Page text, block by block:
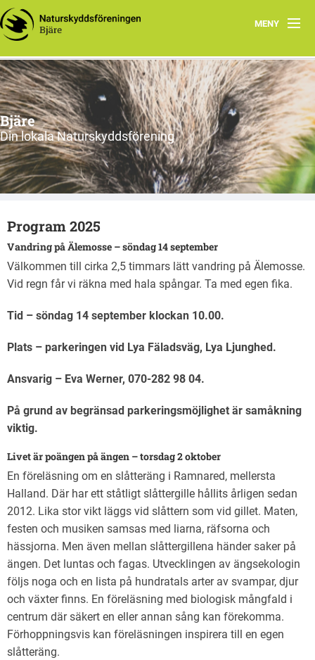
MENY
Hem
Om oss
Styrelsen
Program
Vad vi gör!
Bjäre
Din lokala Naturskyddsförening
Program 2025
Vandring på Älemosse – söndag 14 september
Välkommen till cirka 2,5 timmars lätt vandring på Älemosse.
Vid regn får vi räkna med hala spångar. Ta med egen fika.
Tid – söndag 14 september klockan 10.00.
Plats – parkeringen vid Lya Fäladsväg, Lya Ljunghed.
Ansvarig – Eva Werner, 070-282 98 04.
På grund av begränsad parkeringsmöjlighet är samåkning
viktig.
Livet är poängen på ängen – torsdag 2 oktober
En föreläsning om en slåtteräng i Ramnared, mellersta
Halland. Där har ett ståtligt slåttergille hållits årligen sedan
2012. Lika stor vikt läggs vid slåttern som vid gillet. Maten,
festen och musiken samsas med liarna, räfsorna och
hässjorna. Men även mellan slåttergillena händer saker på
ängen. Det luntas och fagas. Utvecklingen av ängsekologin
följs noga och en lista på hundratals arter av svampar, djur
och växter finns. En föreläsning med biologisk mångfald i
centrum där säkert en eller annan sång kan förekomma.
Förhoppningsvis kan föreläsningen inspirera till en egen
slåtteräng.